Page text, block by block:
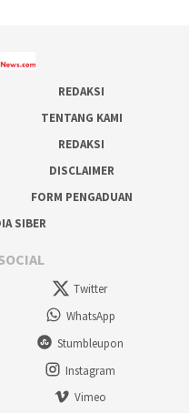
REDAKSI
TENTANG KAMI
REDAKSI
DISCLAIMER
FORM PENGADUAN
SIBER
Twitter
WhatsApp
Stumbleupon
Instagram
Vimeo